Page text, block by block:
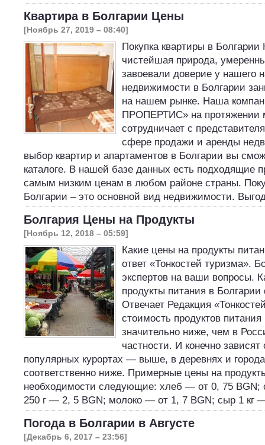
Квартира в Болгарии Цены
[Ноябрь 27, 2019 – 08:40]
Покупка квартиры в
чистейшая природа,
завоевали доверие у нашего
недвижимости в Болгарии
на нашем рынке. Наша
ПРОПЕРТИС» на протяжении
сотрудничает с
сфере продажи и аренды
выбор квартир и апартаментов в Болгарии вы
каталоге. В нашей базе данных есть подходящие
самым низким ценам в любом районе страны.
Болгарии – это основной вид недвижимости.
Болгария Цены на Продукты
[Ноябрь 12, 2018 – 05:59]
Какие цены на продукты
ответ «Тонкостей туризма».
экспертов на ваши вопросы.
продукты питания в Болгарии
Отвечает Редакция
стоимость продуктов
значительно ниже, чем в
частности. И конечно зависят
популярных курортах — выше, в деревнях и
соответственно ниже. Примерные цены на
необходимости следующие: хлеб — от 0, 75 BGN;
250 г — 2, 5 BGN; молоко — от 1, 7 BGN; сыр 1 кг
Погода в Болгарии в Августе
[Декабрь 6, 2017 – 23:56]